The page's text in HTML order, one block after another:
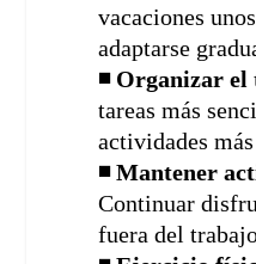
vacaciones
adaptarse
◾ Organizar
tareas más
actividades
◾ Mantener
Continuar
fuera del